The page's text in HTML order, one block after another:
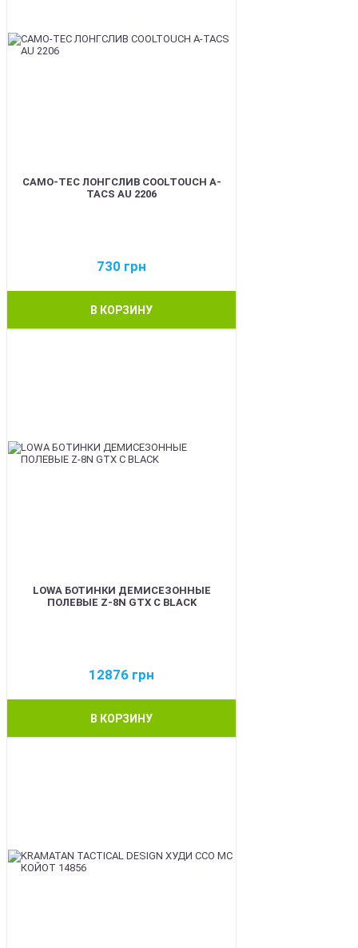
CAMO-TEC ЛОНГСЛИВ COOLTOUCH A-
TACS AU 2206
730 грн
В КОРЗИНУ
LOWA БОТИНКИ ДЕМИСЕЗОННЫЕ
ПОЛЕВЫЕ Z-8N GTX C BLACK
12876 грн
В КОРЗИНУ